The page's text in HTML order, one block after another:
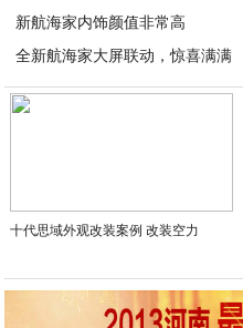
新航海家内饰颜值非常高
全新航海家大屏联动，惊喜满满
十代思域外观改装案例 改装空力